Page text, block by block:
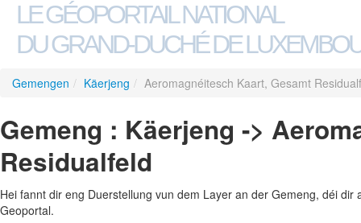
LE GÉOPORTAIL NATIONAL
DU GRAND-DUCHÉ DE
Gemengen / Käerjeng / Aeromagnéitesch Kaart, Gesamt
Gemeng : Käerjeng ->
Residualfeld
Hei fannt dir eng Duerstellung vun dem Layer an der Gemeng, déi
Geoportal.